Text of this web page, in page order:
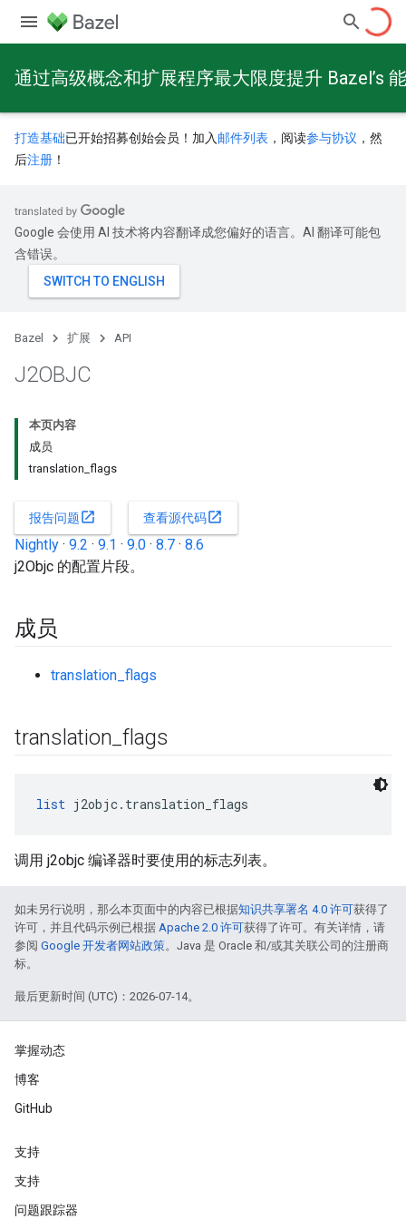
通过高级概念和扩展程序最大限度提升 Bazel’s
打造基础已开始招募创始会员！加入 邮件列表 ，阅读参与协议 ，然
后注册 ！
Google 会使用 AI 技术将内容翻译成您偏好的语言。AI 翻译可能包
含错误。
Bazel 扩展 API
J2OBJC
本页内容
成员
translation_flags
报告问题open_in_new 查看源代码open_in_new
Nightly · 9.2 · 9.1 · 9.0 · 8.7 · 8.6
j2Objc 的配置片段。
成员
translation_flags
translation _flags
list j2objc.translation_flags
调用 j2objc 编译器时要使用的标志列表。
如未另行说明，那么本页面中的内容已根据知识共享署名 4.0 许可获得了
许可，并且代码示例已根据 Apache 2.0 许可获得了许可。有关详情，请
参阅 Google 开发者网站政策。Java 是 Oracle 和/或其关联公司的注册商
标。
最后更新时间 (UTC)：2026-07-14。
掌握动态
博客
GitHub
支持
支持
问题跟踪器